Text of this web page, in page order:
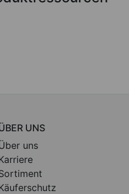
UNS
uns